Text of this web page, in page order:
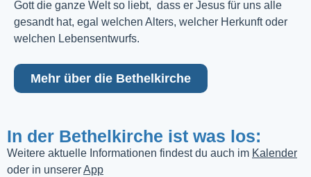
Gott die ganze Welt so liebt, dass er Jesus für uns alle
gesandt hat, egal welchen Alters, welcher Herkunft oder
welchen Lebensentwurfs.
Mehr über die Bethelkirche
In der Bethelkirche ist was los:
Weitere aktuelle Informationen findest du auch im Kalender
oder in unsererApp